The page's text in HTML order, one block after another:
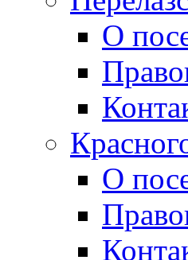
О
О